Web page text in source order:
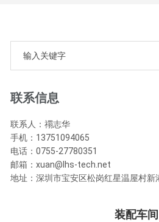
联系信息
联系人：禤志华
手机：13751094065
电话：0755-27780351
邮箱：xuan@lhs-tech.net
地址：深圳市宝安区松岗红星温屋村新
装配车间